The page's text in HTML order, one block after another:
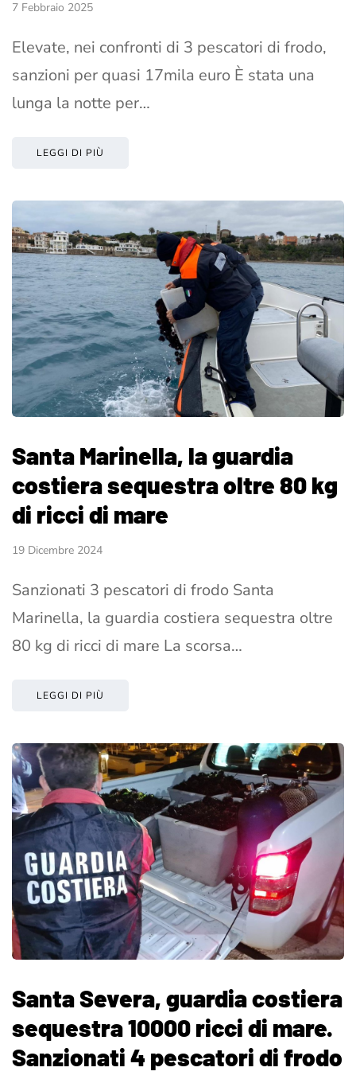
7 Febbraio 2025
Elevate, nei confronti di 3 pescatori di frodo,
sanzioni per quasi 17mila euro È stata una
lunga la notte per…
LEGGI DI PIÙ
Santa Marinella, la guardia
costiera sequestra oltre 80 kg
di ricci di mare
19 Dicembre 2024
Sanzionati 3 pescatori di frodo Santa
Marinella, la guardia costiera sequestra oltre
80 kg di ricci di mare La scorsa…
LEGGI DI PIÙ
Santa Severa, guardia costiera
sequestra 10000 ricci di mare.
Sanzionati 4 pescatori di frodo